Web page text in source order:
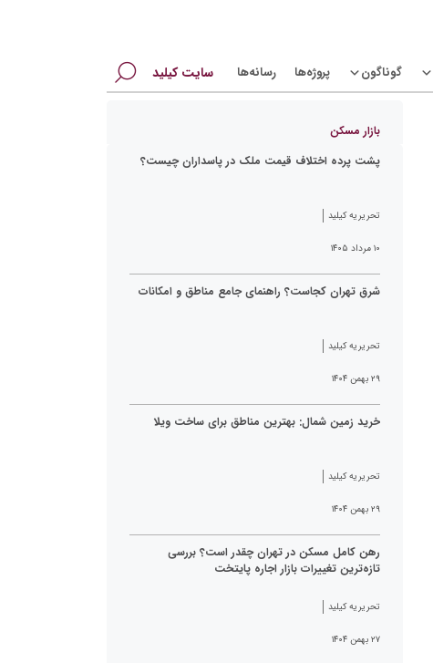
برای:
گوناگون پروژه‌ها رسانه‌ها سایت کیلید
بازار مسکن
پشت پرده اختلاف قیمت ملک در پاسداران چیست؟
تحریریه کیلید
۱۰ مرداد ۱۴۰۵
شرق تهران کجاست؟ راهنمای جامع مناطق و امکانات
تحریریه کیلید
۲۹ بهمن ۱۴۰۴
خرید زمین شمال: بهترین مناطق برای ساخت ویلا
تحریریه کیلید
۲۹ بهمن ۱۴۰۴
رهن کامل مسکن در تهران چقدر است؟ بررسی
تازه‌ترین تغییرات بازار اجاره پایتخت
تحریریه کیلید
۲۷ بهمن ۱۴۰۴